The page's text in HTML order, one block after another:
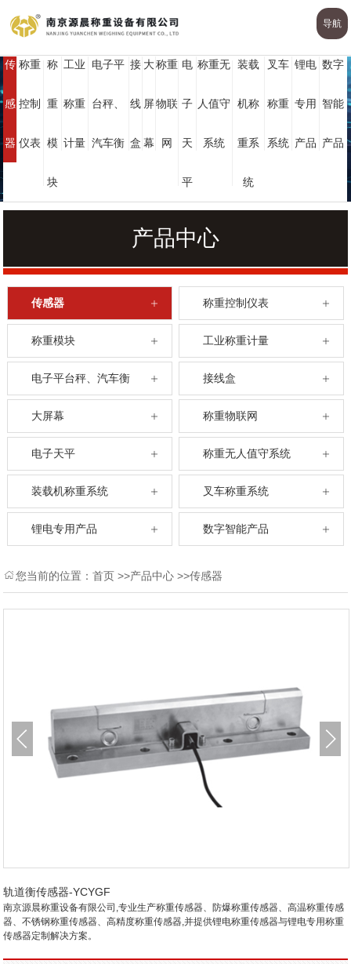
导航
PRODUCTS CENTER
传
感
器
称重
控制
仪表
称
重
模
块
工业
称重
计量
电子平
台秤、
汽车衡
接
线
盒
大
屏
幕
称重
物联
网
电
子
天
平
称重无
人值守
系统
装载
机称
重系
统
叉车
称重
系统
锂电
专用
产品
数字
智能
产品
产品中心
传感器 称重控制仪表
称重模块 工业称重计量
电子平台秤、汽车衡 接线盒
大屏幕 称重物联网
电子天平 称重无人值守系统
装载机称重系统 叉车称重系统
锂电专用产品 数字智能产品
您当前的位置：首页 >>产品中心 >>传感器
轨道衡传感器-YCYGF
南京源晨称重设备有限公司,专业生产称重传感器、 防爆称重传感器、高温称重传感
器、不锈钢称重传感器、高精度称重传感器,并提供锂电称重传感器与锂电专用称重
传感器定制解决方案。